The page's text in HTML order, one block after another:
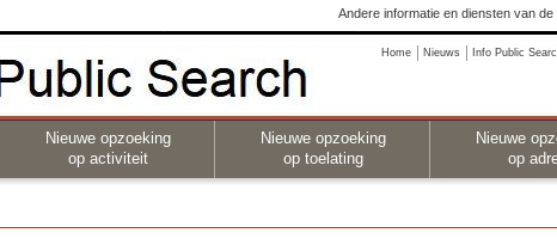
Andere informatie en diensten van de
Home Nieuws Info Public
Nieuwe opzoeking
op activiteit
Nieuwe opzoeking
op toelating
Nieuwe
op